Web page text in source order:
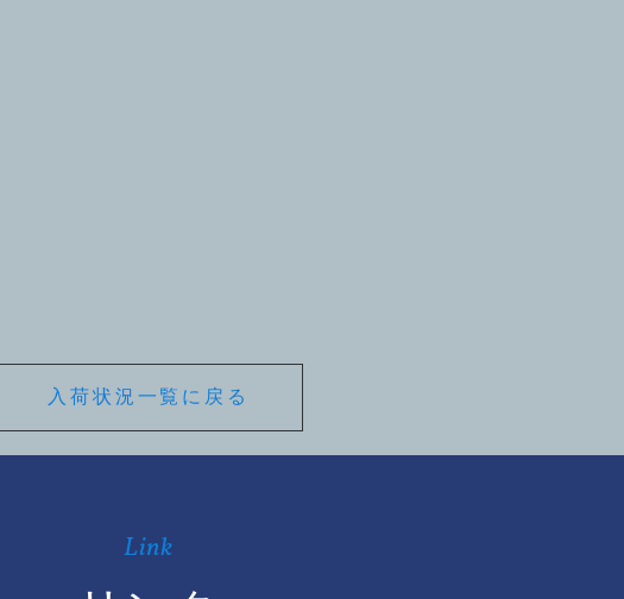
入荷状況一覧に戻る
Link